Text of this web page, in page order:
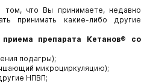
что Вы принимаете, недавно
принимать какие-либо другие
приема препарата Кетанов® со
подагры);
микроциркуляцию);
НПВП;